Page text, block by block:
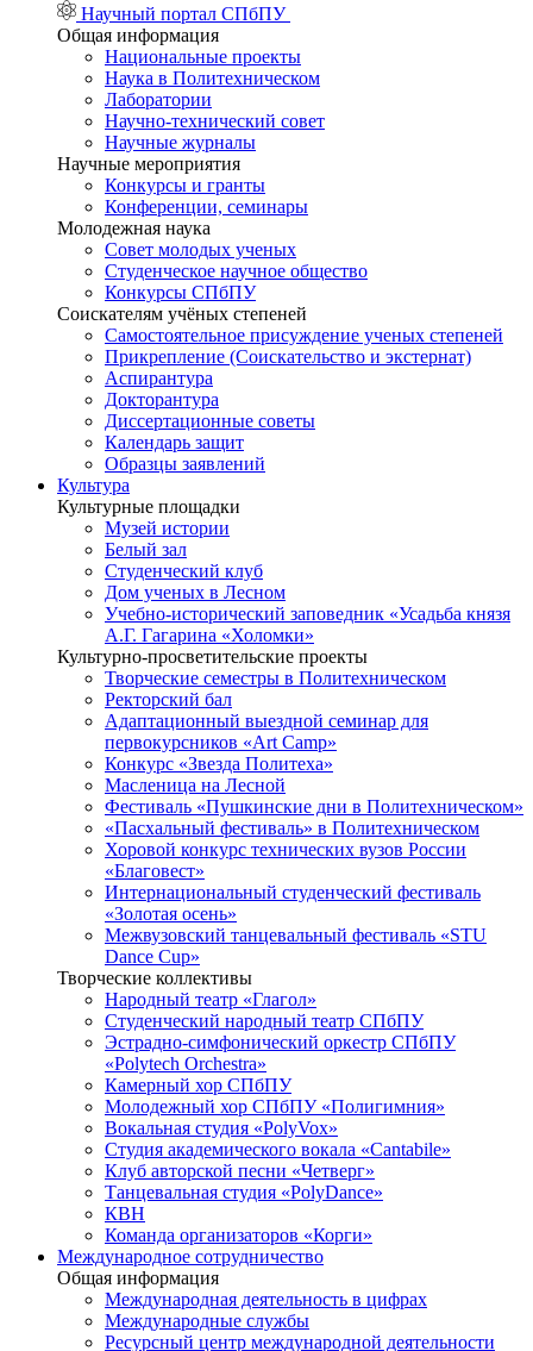
Научный портал СПбПУ
Общая информация
Национальные проекты
Наука в Политехническом
Лаборатории
Научно-технический совет
Научные журналы
Научные мероприятия
Конкурсы и гранты
Конференции, семинары
Молодежная наука
Совет молодых ученых
Студенческое научное общество
Конкурсы СПбПУ
Соискателям учёных степеней
Самостоятельное присуждение ученых степеней
Прикрепление (Соискательство и экстернат)
Аспирантура
Докторантура
Диссертационные советы
Календарь защит
Образцы заявлений
Культура
Культурные площадки
Музей истории
Белый зал
Студенческий клуб
Дом ученых в Лесном
Учебно-исторический заповедник «Усадьба князя
А.Г. Гагарина «Холомки»
Культурно-просветительские проекты
Творческие семестры в Политехническом
Ректорский бал
Адаптационный выездной семинар для
первокурсников «Art Camp»
Конкурс «Звезда Политеха»
Масленица на Лесной
Фестиваль «Пушкинские дни в Политехническом»
«Пасхальный фестиваль» в Политехническом
Хоровой конкурс технических вузов России
«Благовест»
Интернациональный студенческий фестиваль
«Золотая осень»
Межвузовский танцевальный фестиваль «STU
Dance Cup»
Творческие коллективы
Народный театр «Глагол»
Студенческий народный театр СПбПУ
Эстрадно-симфонический оркестр СПбПУ
«Polytech Orchestra»
Камерный хор СПбПУ
Молодежный хор СПбПУ «Полигимния»
Вокальная студия «PolyVox»
Студия академического вокала «Cantabile»
Клуб авторской песни «Четверг»
Танцевальная студия «PolyDance»
КВН
Команда организаторов «Корги»
Международное сотрудничество
Общая информация
Международная деятельность в цифрах
Международные службы
Ресурсный центр международной деятельности